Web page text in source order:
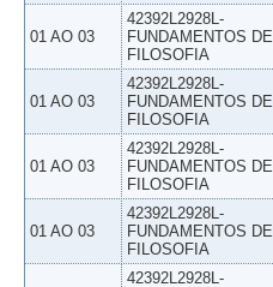
01 AO 03
42392L2928L-
FUNDAMENTOS DE
FILOSOFIA
01 AO 03
42392L2928L-
FUNDAMENTOS DE
FILOSOFIA
01 AO 03
42392L2928L-
FUNDAMENTOS DE
FILOSOFIA
01 AO 03
42392L2928L-
FUNDAMENTOS DE
FILOSOFIA
42392L2928L-